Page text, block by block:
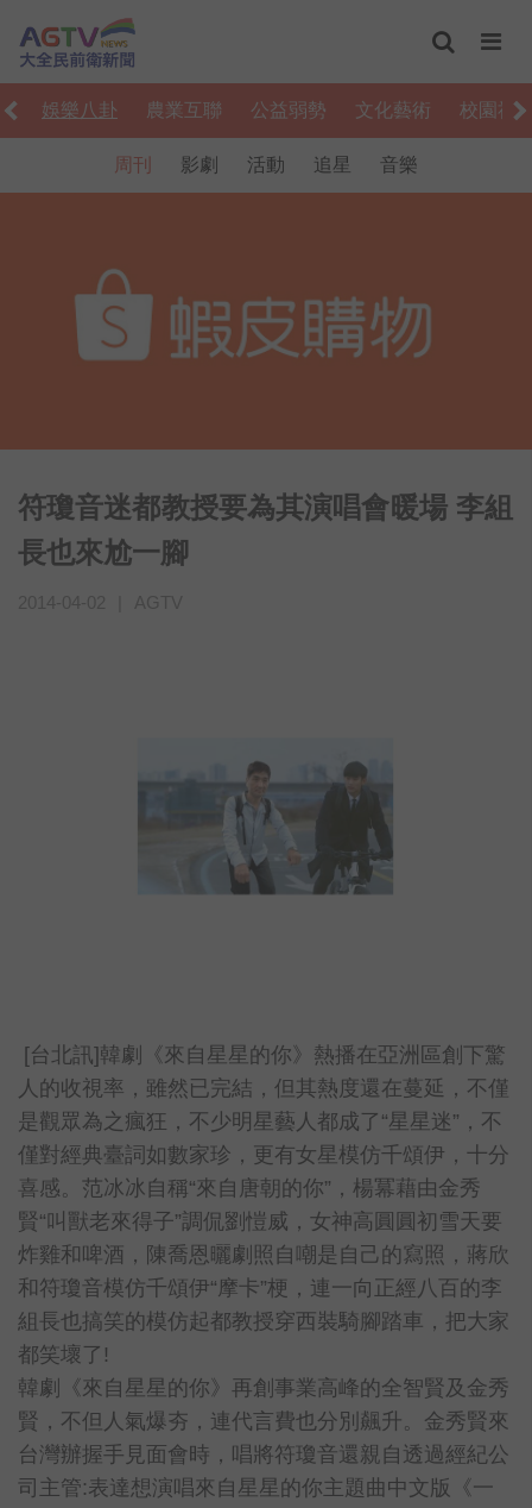
娛樂八卦 農業互聯 公益弱勢 文化藝術 校園社
周刊 影劇 活動 追星 音樂
符瓊音迷都教授要為其演唱會暖場 李組
長也來尬一腳
[台北訊]韓劇《來自星星的你》熱播在亞洲區創下驚
人的收視率，雖然已完結，但其熱度還在蔓延，不僅
是觀眾為之瘋狂，不少明星藝人都成了“星星迷”，不
僅對經典臺詞如數家珍，更有女星模仿千頌伊，十分
喜感。范冰冰自稱“來自唐朝的你”，楊冪藉由金秀
賢“叫獸老來得子”調侃劉愷威，女神高圓圓初雪天要
炸雞和啤酒，陳喬恩曬劇照自嘲是自己的寫照，蔣欣
和符瓊音模仿千頌伊“摩卡”梗，連一向正經八百的李
組長也搞笑的模仿起都教授穿西裝騎腳踏車，把大家
都笑壞了!
韓劇《來自星星的你》再創事業高峰的全智賢及金秀
賢，不但人氣爆夯，連代言費也分別飆升。金秀賢來
台灣辦握手見面會時，唱將符瓊音還親自透過經紀公
司主管:表達想演唱來自星星的你主題曲中文版《一